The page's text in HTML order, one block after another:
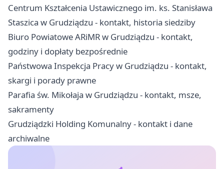
Centrum Kształcenia Ustawicznego im. ks. Stanisława
Staszica w Grudziądzu - kontakt, historia siedziby
Biuro Powiatowe ARiMR w Grudziądzu - kontakt,
godziny i dopłaty bezpośrednie
Państwowa Inspekcja Pracy w Grudziądzu - kontakt,
skargi i porady prawne
Parafia św. Mikołaja w Grudziądzu - kontakt, msze,
sakramenty
Grudziądzki Holding Komunalny - kontakt i dane
archiwalne